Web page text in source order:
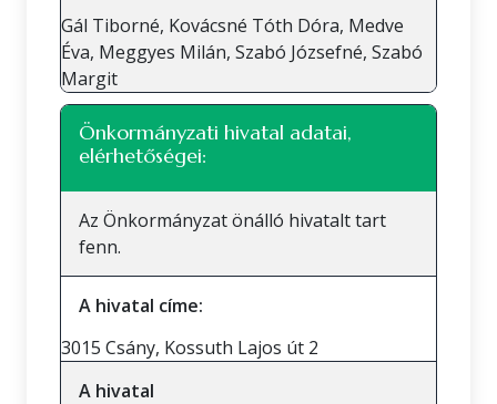
Gál Tiborné, Kovácsné Tóth Dóra, Medve
Éva, Meggyes Milán, Szabó Józsefné, Szabó
Margit
Önkormányzati hivatal adatai,
elérhetőségei:
Az Önkormányzat önálló hivatalt tart
fenn.
A hivatal címe:
3015 Csány, Kossuth Lajos út 2
A hivatal